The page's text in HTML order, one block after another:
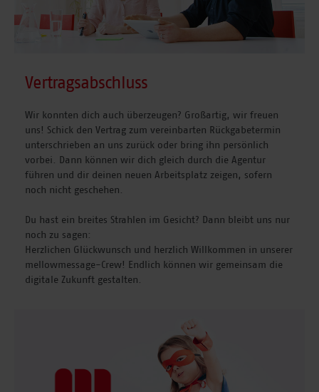
Vertragsabschluss
Wir konnten dich auch überzeugen? Großartig, wir freuen
uns! Schick den Vertrag zum vereinbarten Rückgabetermin
unterschrieben an uns zurück oder bring ihn persönlich
vorbei. Dann können wir dich gleich durch die Agentur
führen und dir deinen neuen Arbeitsplatz zeigen, sofern
noch nicht geschehen.
Du hast ein breites Strahlen im Gesicht? Dann bleibt uns nur
noch zu sagen:
Herzlichen Glückwunsch und herzlich Willkommen in unserer
mellowmessage-Crew! Endlich können wir gemeinsam die
digitale Zukunft gestalten.